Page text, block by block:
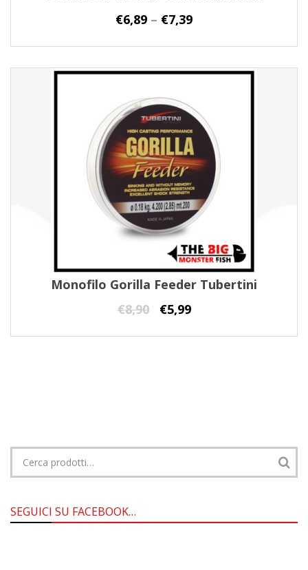
€6,89 – €7,39
Monofilo Gorilla Feeder Tubertini
€8,90 €5,99
Cerca:
SEGUICI SU FACEBOOK…